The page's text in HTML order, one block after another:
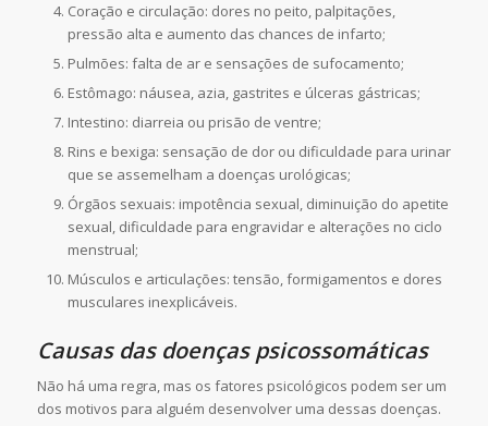
Coração e circulação: dores no peito, palpitações,
pressão alta e aumento das chances de infarto;
Pulmões: falta de ar e sensações de sufocamento;
Estômago: náusea, azia, gastrites e úlceras gástricas;
Intestino: diarreia ou prisão de ventre;
Rins e bexiga: sensação de dor ou dificuldade para urinar
que se assemelham a doenças urológicas;
Órgãos sexuais: impotência sexual, diminuição do apetite
sexual, dificuldade para engravidar e alterações no ciclo
menstrual;
Músculos e articulações: tensão, formigamentos e dores
musculares inexplicáveis.
Causas das doenças psicossomáticas
Não há uma regra, mas os fatores psicológicos podem ser um
dos motivos para alguém desenvolver uma dessas doenças.